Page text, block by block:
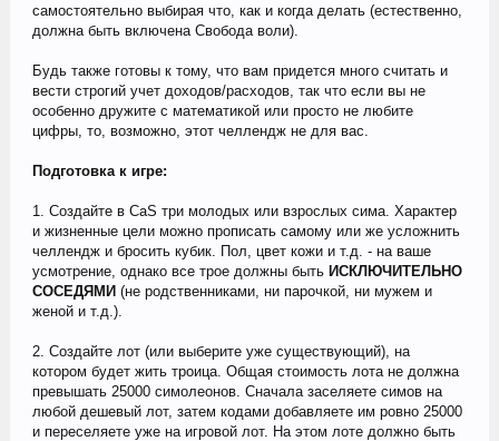
самостоятельно выбирая что, как и когда делать (естественно,
должна быть включена Свобода воли).
Будь также готовы к тому, что вам придется много считать и
вести строгий учет доходов/расходов, так что если вы не
особенно дружите с математикой или просто не любите
цифры, то, возможно, этот челлендж не для вас.
Подготовка к игре:
1. Создайте в CaS три молодых или взрослых сима. Характер
и жизненные цели можно прописать самому или же усложнить
челлендж и бросить кубик. Пол, цвет кожи и т.д. - на ваше
усмотрение, однако все трое должны быть ИСКЛЮЧИТЕЛЬНО
СОСЕДЯМИ(не родственниками, ни парочкой, ни мужем и
женой и т.д.).
2. Создайте лот (или выберите уже существующий), на
котором будет жить троица. Общая стоимость лота не должна
превышать 25000 симолеонов. Сначала заселяете симов на
любой дешевый лот, затем кодами добавляете им ровно 25000
и переселяете уже на игровой лот. На этом лоте должно быть